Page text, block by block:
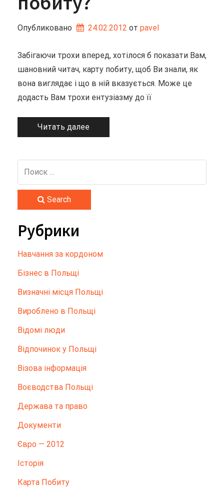
Опубликовано 24.02.2012 от pavel
Забігаючи трохи вперед, хотілося б показати Вам,
шановний читач, карту побиту, щоб Ви знали, як
вона виглядає і що в ній вказується. Може це
додасть Вам трохи ентузіазму до її
Читать далее
Search
Рубрики
Hавчання за кордоном
Бізнес в Польщі
Визначні місця Польщі
Вироблено в Польщі
Відомі люди
Відпочинок у Польщі
Візова інформація
Воєводства Польщі
Держава та право
Документи
Євро — 2012
Історія
Карта Побиту